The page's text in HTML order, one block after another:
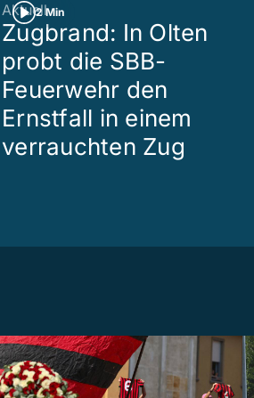
2 Min
Aktuell
Zugbrand: In Olten
probt die SBB-
Feuerwehr den
Ernstfall in einem
verrauchten Zug